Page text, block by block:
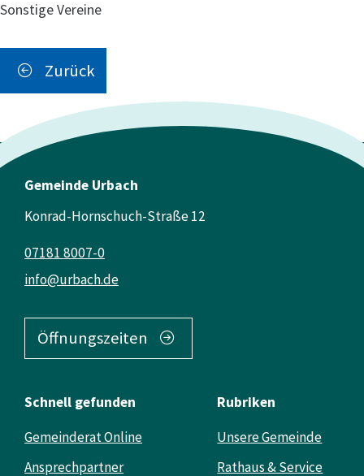
Sonstige Vereine
Zurück
Gemeinde Urbach
Konrad-Hornschuch-Straße 12
info@urbach.de
07181 8007-0
Öffnungszeiten
Schnell gefunden
Gemeinderat Online
Ansprechpartner
Rubriken
Unsere Gemeinde
Rathaus & Service